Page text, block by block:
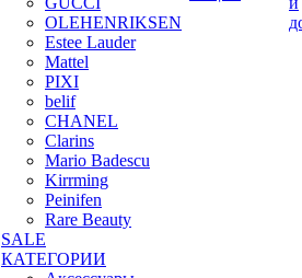
OLEHENRIKSEN
Estee Lauder
Mattel
PIXI
belif
CHANEL
Clarins
Mario Badescu
Kirrming
Peinifen
Rare Beauty
SALE
КАТЕГОРИИ